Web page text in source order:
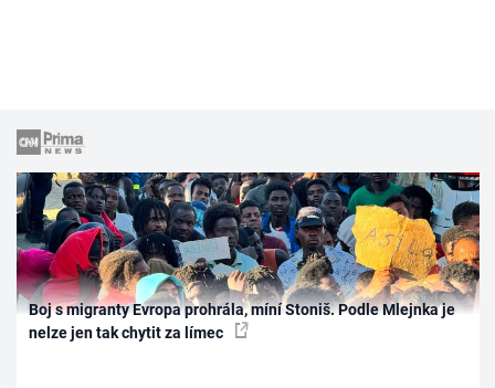
Boj s migranty Evropa prohrála, míní Stoniš. Podle Mlejnka je
nelze jen tak chytit za límec